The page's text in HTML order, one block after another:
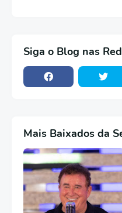
Siga o Blog nas
Mais Baixados da